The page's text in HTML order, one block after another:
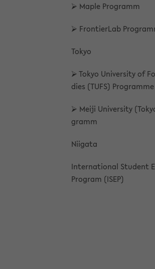
⮚ Maple Pro­gramm
⮚ Fron­tier­Lab
Tokyo
⮚ Tokyo Uni­ver­si­ty of
dies (TUFS) Pro­gram­me
⮚ Meiji Uni­ver­si­ty
gramm
Ni­iga­ta
In­ter­na­tio­nal Stu­dent
Pro­gram (ISEP)